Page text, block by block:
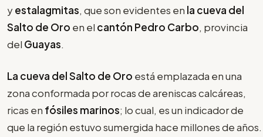
yestalagmitas, que son evidentes en la cueva del
Salto de Oro en el cantón Pedro Carbo, provincia
del Guayas.
La cueva del Salto de Oro está emplazada en una
zona conformada por rocas de areniscas calcáreas,
ricas en fósiles marinos; lo cual, es un indicador de
que la región estuvo sumergida hace millones de años.